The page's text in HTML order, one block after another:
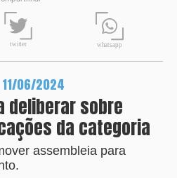
twitter whatsapp
06/2024
deliberar sobre
da categoria
assembleia para